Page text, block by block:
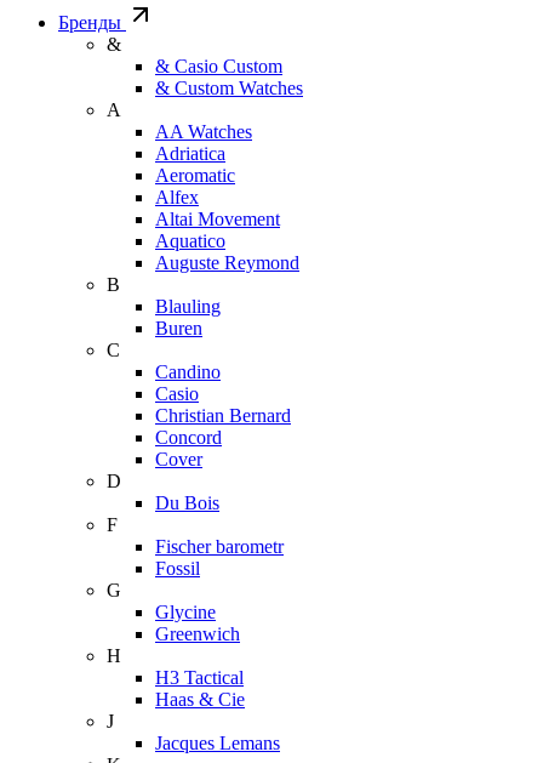
Бренды
&
& Casio Custom
& Custom Watches
A
AA Watches
Adriatica
Aeromatic
Alfex
Altai Movement
Aquatico
Auguste Reymond
B
Blauling
Buren
C
Candino
Casio
Christian Bernard
Concord
Cover
D
Du Bois
F
Fischer barometr
Fossil
G
Glycine
Greenwich
H
H3 Tactical
Haas & Cie
J
Jacques Lemans